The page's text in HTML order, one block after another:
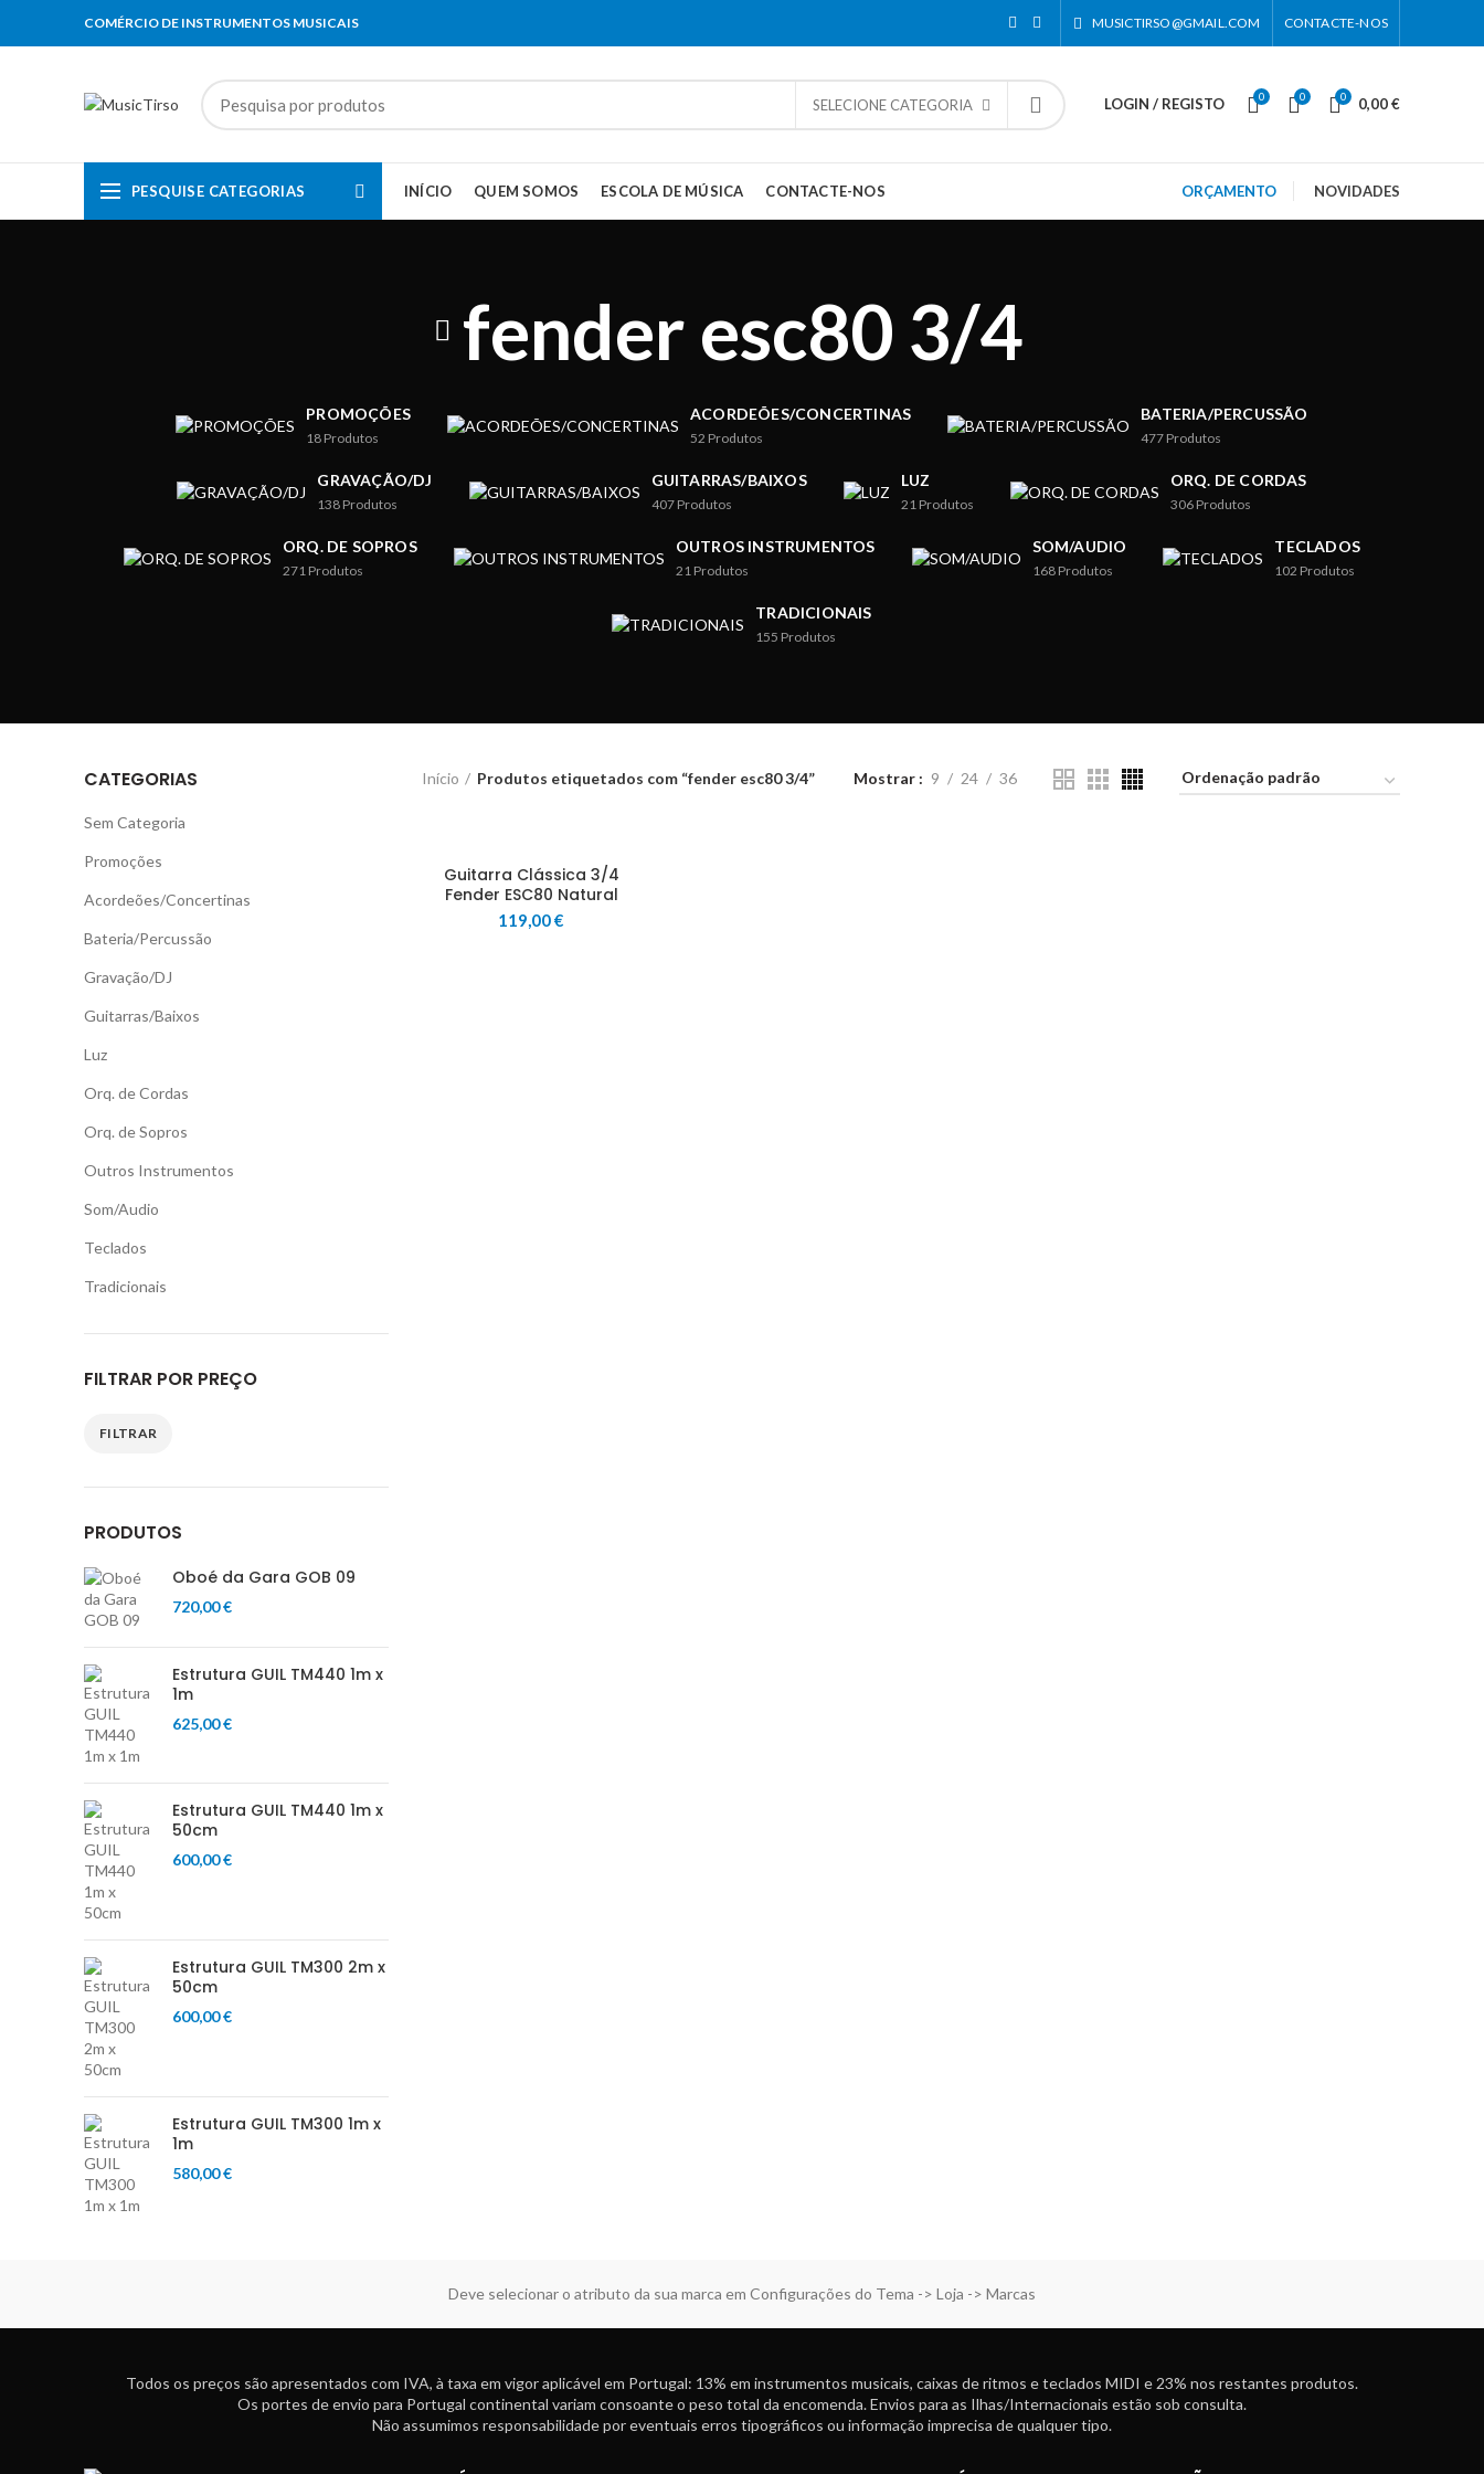
COMÉRCIO DE INSTRUMENTOS MUSICAIS MUSICTIRSO@GMAIL.COM CONTACTE-NOS
SELECIONE CATEGORIA LOGIN / REGISTO 0 0 0 0,00€
PESQUISE CATEGORIAS INÍCIO QUEM SOMOS ESCOLA DE MÚSICA CONTACTE-NOS ORÇAMENTO NOVIDADES
fender esc80 3/4
PROMOÇÕES
18 Produtos
ACORDEÕES/CONCERTINAS
52 Produtos
BATERIA/PERCUSSÃO
477 Produtos
GRAVAÇÃO/DJ
138 Produtos
GUITARRAS/BAIXOS
407 Produtos
LUZ
21 Produtos
ORQ. DE CORDAS
306 Produtos
ORQ. DE SOPROS
271 Produtos
OUTROS INSTRUMENTOS
21 Produtos
SOM/AUDIO
168 Produtos
TECLADOS
102 Produtos
TRADICIONAIS
155 Produtos
CATEGORIAS
Sem Categoria
Promoções
Acordeões/Concertinas
Bateria/Percussão
Gravação/DJ
Guitarras/Baixos
Luz
Orq. de Cordas
Orq. de Sopros
Outros Instrumentos
Som/Audio
Teclados
Tradicionais
FILTRAR POR PREÇO
FILTRAR
PRODUTOS
Oboé da Gara GOB 09
720,00€
Estrutura GUIL TM440 1m x
1m
625,00€
Estrutura GUIL TM440 1m x
50cm
600,00€
Estrutura GUIL TM300 2m x
50cm
600,00€
Estrutura GUIL TM300 1m x
1m
580,00€
Início Produtos etiquetados com “fender esc80 3/4” Mostrar 9 24 36
Guitarra Clássica 3/4
Fender ESC80 Natural
119,00€
Deve selecionar o atributo da sua marca em Configurações do Tema -> Loja -> Marcas
Todos os preços são apresentados com IVA, à taxa em vigor aplicável em Portugal: 13% em instrumentos musicais, caixas de ritmos e teclados MIDI e 23% nos restantes produtos.
Os portes de envio para Portugal continental variam consoante o peso total da encomenda. Envios para as Ilhas/Internacionais estão sob consulta.
Não assumimos responsabilidade por eventuais erros tipográficos ou informação imprecisa de qualquer tipo.